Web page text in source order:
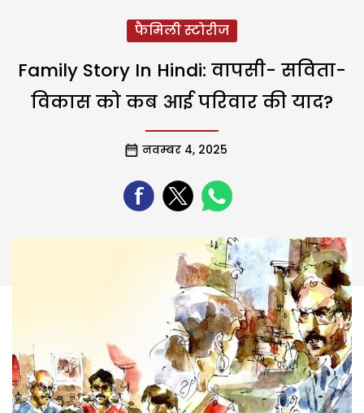
फैमिली स्टोरीज
Family Story In Hindi: वापसी- सविता-
विकास को कब आई परिवार की याद?
नवम्बर 4, 2025